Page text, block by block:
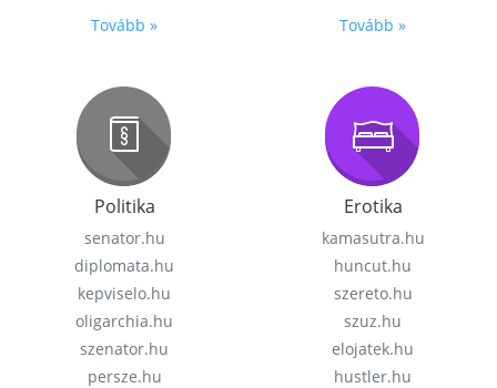
Tovább » Tovább »
Politika
senator.hu
diplomata.hu
kepviselo.hu
oligarchia.hu
szenator.hu
persze.hu
Erotika
kamasutra.hu
huncut.hu
szereto.hu
szuz.hu
elojatek.hu
hustler.hu